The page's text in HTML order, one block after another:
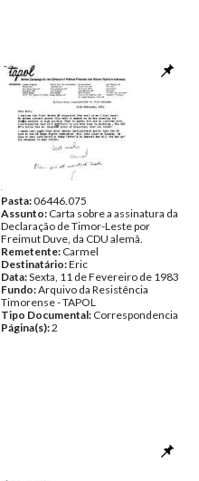
Pasta:06446.075
Assunto: Carta sobre a assinatura da
Declaração de Timor-Leste por
Freimut Duve, da CDU alemã.
Remetente: Carmel
Destinatário:Eric
Data:Sexta, 11 de Fevereiro de 1983
Fundo:Arquivo da Resistência
Timorense - TAPOL
Tipo Documental: Correspondencia
Página(s):2